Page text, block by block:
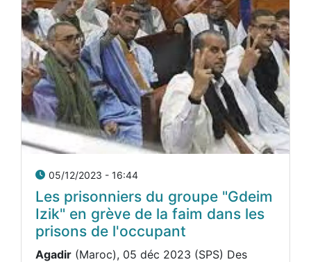
05/12/2023 - 16:44
Les prisonniers du groupe "Gdeim
Izik" en grève de la faim dans les
prisons de l'occupant
Agadir (Maroc), 05 déc 2023 (SPS) Des